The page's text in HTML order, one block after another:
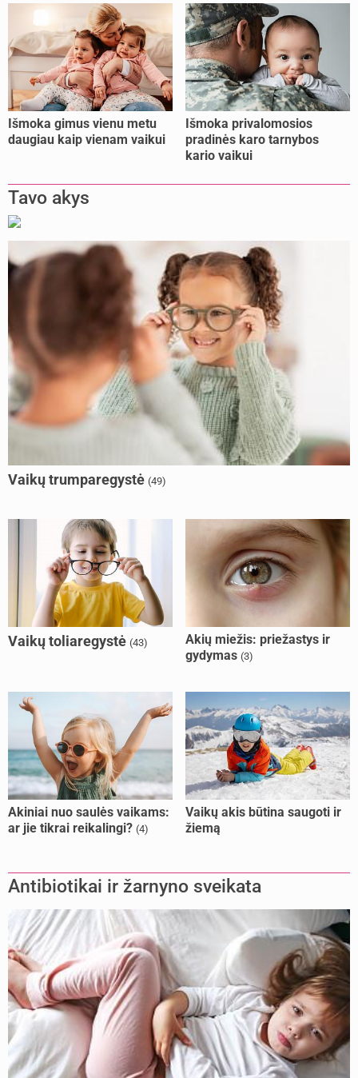
Išmoka gimus vienu metu
daugiau kaip vienam vaikui
Išmoka privalomosios
pradinės karo tarnybos
kario vaikui
Tavo akys
Vaikų trumparegystė (49)
Vaikų toliaregystė (43)
Akių miežis: priežastys ir
gydymas (3)
Akiniai nuo saulės vaikams:
ar jie tikrai reikalingi? (4)
Vaikų akis būtina saugoti ir
žiemą
Antibiotikai ir žarnyno sveikata